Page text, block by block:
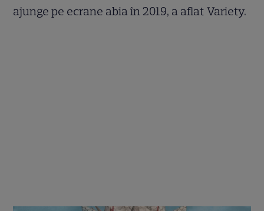
ajunge pe ecrane abia în 2019, a aflat Variety.